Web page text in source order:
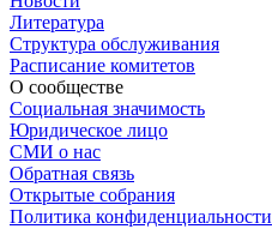
Литература
Структура обслуживания
Расписание комитетов
О сообществе
Социальная значимость
Юридическое лицо
СМИ о нас
Обратная связь
Открытые собрания
Политика конфиденциальности